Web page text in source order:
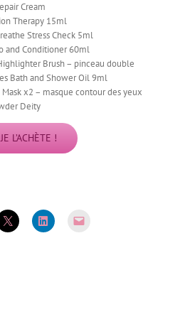
Cream
Therapy 15ml
Stress Check 5ml
and Conditioner 60ml
Brush – pinceau double
Bath and Shower Oil 9ml
x2 – masque contour des yeux
Deity
JE L’ACHÈTE !